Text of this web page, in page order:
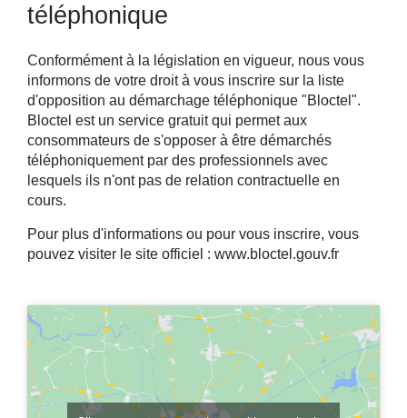
téléphonique
Conformément à la législation en vigueur, nous vous
informons de votre droit à vous inscrire sur la liste
d'opposition au démarchage téléphonique "Bloctel".
Bloctel est un service gratuit qui permet aux
consommateurs de s'opposer à être démarchés
téléphoniquement par des professionnels avec
lesquels ils n'ont pas de relation contractuelle en
cours.
Pour plus d'informations ou pour vous inscrire, vous
pouvez visiter le site officiel : www.bloctel.gouv.fr